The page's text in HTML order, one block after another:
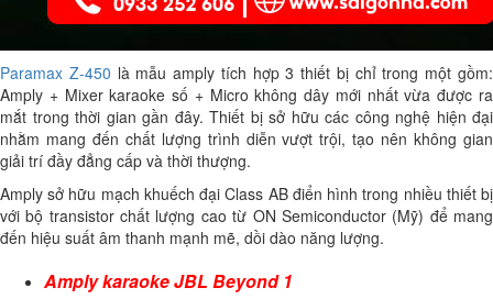
Paramax Z-450 là mẫu amply tích hợp 3 thiết bị chỉ trong một gồm:
Amply + Mixer karaoke số + Micro không dây mới nhất vừa được ra
mắt trong thời gian gần đây. Thiết bị sở hữu các công nghệ hiện đại
nhằm mang đến chất lượng trình diễn vượt trội, tạo nên không gian
giải trí đầy đẳng cấp và thời thượng.
Amply sở hữu mạch khuếch đại Class AB điển hình trong nhiều thiết bị
với bộ transistor chất lượng cao từ ON Semiconductor (Mỹ) để mang
đến hiệu suất âm thanh mạnh mẽ, dồi dào năng lượng.
Amply karaoke JBL Beyond 1